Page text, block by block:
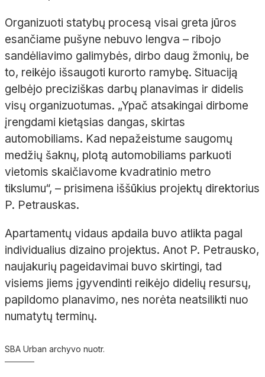
Organizuoti statybų procesą visai greta jūros
esančiame pušyne nebuvo lengva – ribojo
sandėliavimo galimybės, dirbo daug žmonių, be
to, reikėjo išsaugoti kurorto ramybę. Situaciją
gelbėjo preciziškas darbų planavimas ir didelis
visų organizuotumas. „Ypač atsakingai dirbome
įrengdami kietąsias dangas, skirtas
automobiliams. Kad nepažeistume saugomų
medžių šaknų, plotą automobiliams parkuoti
vietomis skaičiavome kvadratinio metro
tikslumu“, – prisimena iššūkius projektų direktorius
P. Petrauskas.
Apartamentų vidaus apdaila buvo atlikta pagal
individualius dizaino projektus. Anot P. Petrausko,
naujakurių pageidavimai buvo skirtingi, tad
visiems jiems įgyvendinti reikėjo didelių resursų,
papildomo planavimo, nes norėta neatsilikti nuo
numatytų terminų.
SBA Urban archyvo nuotr.